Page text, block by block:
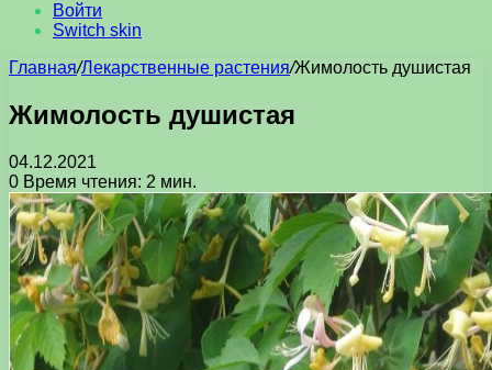
Войти
Switch skin
Главная/Лекарственные растения/Жимолость душистая
Жимолость душистая
04.12.2021
0 Время чтения: 2 мин.